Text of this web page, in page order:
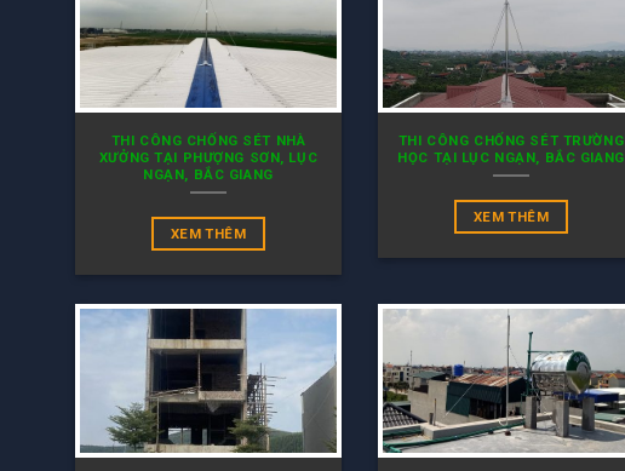
THI CÔNG CHỐNG SÉT NHÀ
XƯỞNG TẠI PHƯỢNG SƠN, LỤC
NGẠN, BẮC GIANG
XEM THÊM
THI CÔNG CHỐNG SÉT TRƯỜNG
HỌC TẠI LỤC NGẠN, BẮC GIANG
XEM THÊM